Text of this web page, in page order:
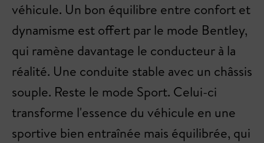
véhicule. Un bon équilibre entre confort et
dynamisme est offert par le mode Bentley,
qui ramène davantage le conducteur à la
réalité. Une conduite stable avec un châssis
souple. Reste le mode Sport. Celui-ci
transforme l'essence du véhicule en une
sportive bien entraînée mais équilibrée, qui